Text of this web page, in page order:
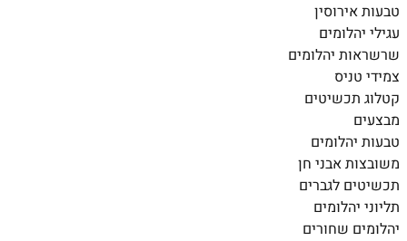
טבעות אירוסין
עגילי יהלומים
שרשראות יהלומים
צמידי טניס
קטלוג תכשיטים
מבצעים
טבעות יהלומים
משובצות אבני חן
תכשיטים לגברים
תליוני יהלומים
יהלומים שחורים